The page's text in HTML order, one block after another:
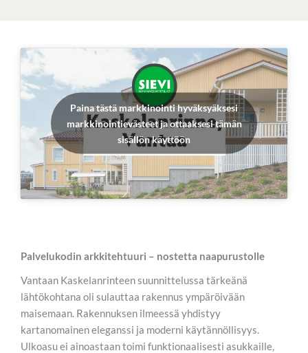
Paina tästä markkinointi hyväksyäksesi
markkinointievästeet ja ottaaksesi tämän
sisällön käyttöön
Palvelukodin arkkitehtuuri – nostetta naapurustolle
Vantaan Kaskelanrinteen suunnittelussa tärkeänä
lähtökohtana oli sulauttaa rakennus ympäröivään
maisemaan. Rakennuksen ilmeessä yhdistyy
kartanomainen eleganssi ja moderni käytännöllisyys.
Ulkoasu ei ainoastaan toimi funktionaalisesti asukkaille,